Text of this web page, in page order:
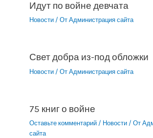
Идут по войне девчата
Новости / От Администрация сайта
Свет добра из-под обложки
Новости / От Администрация сайта
75 книг о войне
Оставьте комментарий / Новости / От
сайта